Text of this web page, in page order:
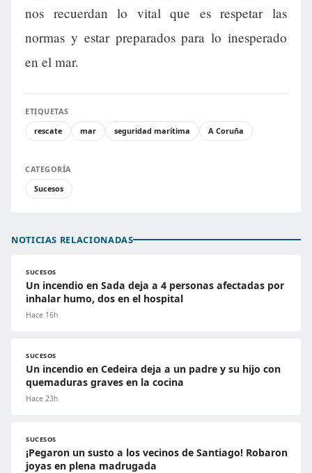
nos recuerdan lo vital que es respetar las
normas y estar preparados para lo inesperado
en el mar.
ETIQUETAS
rescate
mar seguridad marítima A Coruña
CATEGORÍA
Sucesos
NOTICIAS RELACIONADAS
SUCESOS
Un incendio en Sada deja a 4 personas afectadas por
inhalar humo, dos en el hospital
Hace 16h
SUCESOS
Un incendio en Cedeira deja a un padre y su hijo con
quemaduras graves en la cocina
Hace 23h
SUCESOS
¡Pegaron un susto a los vecinos de Santiago! Robaron
joyas en plena madrugada